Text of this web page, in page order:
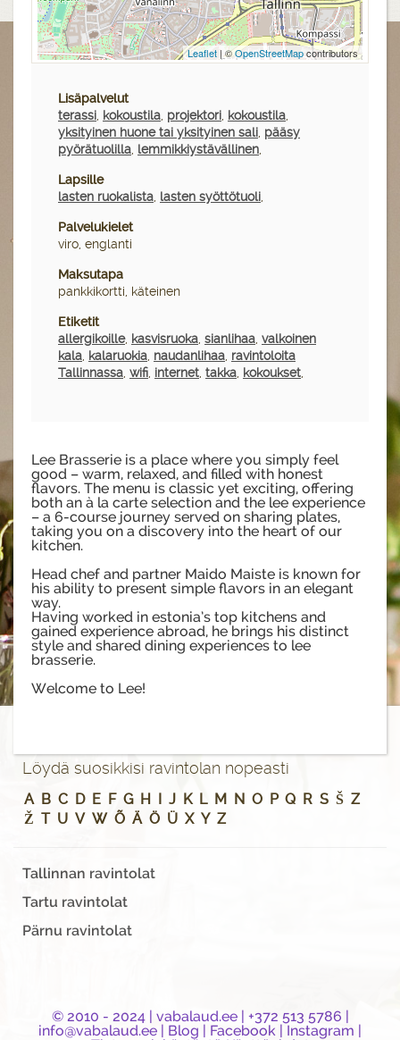
Leaflet | ©OpenStreetMapcontributors
Lisäpalvelut
terassi, kokoustila, projektori, kokoustila,
yksityinen huone tai yksityinen sali, pääsy
pyörätuolilla, lemmikkiystävällinen,
Lapsille
lasten ruokalista, lasten syöttötuoli,
Palvelukielet
viro, englanti
Maksutapa
pankkikortti, käteinen
Etiketit
allergikoille, kasvisruoka, sianlihaa, valkoinen
kala, kalaruokia, naudanlihaa, ravintoloita
Tallinnassa, wifi, internet, takka, kokoukset,
Lee Brasserie is a place where you simply feel
good – warm, relaxed, and filled with honest
flavors. The menu is classic yet exciting, offering
both an à la carte selection and the lee experience
– a 6-course journey served on sharing plates,
taking you on a discovery into the heart of our
kitchen.
Head chef and partner Maido Maiste is known for
his ability to present simple flavors in an elegant
way.
Having worked in estonia’s top kitchens and
gained experience abroad, he brings his distinct
style and shared dining experiences to lee
brasserie.
Welcome to Lee!
Löydä suosikkisi ravintolan nopeasti
A B C D E F G H J K L M N O P Q R S Š Z
Ž T U V W Õ Ä Ö Ü X Y Z
Tallinnan ravintolat
Tartu ravintolat
Pärnu ravintolat
© 2010 - 2024 | vabalaud.ee| +372 513 5786 |
info@vabalaud.ee
Blog Facebook Instagram